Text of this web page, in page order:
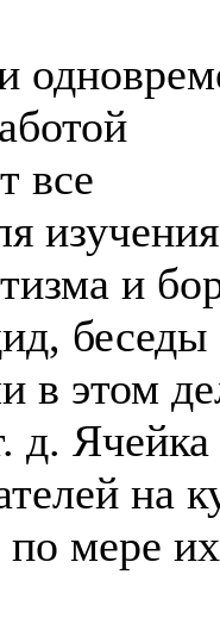
все
изучения
и
беседы
в этом
д. Ячейка
на
по мере их